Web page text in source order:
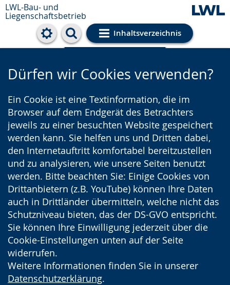
LWL-Bau- und
Liegenschaftsbetrieb
Inhaltsverzeichnis
Cookie-Einstellungen
Dürfen wir Cookies verwenden?
Ein Cookie ist eine Textinformation, die im
Browser auf dem Endgerät des Betrachters
jeweils zu einer besuchten Website gespeichert
werden kann. Sie helfen uns und Dritten dabei,
den Internetauftritt komfortabel bereitzustellen
und zu analysieren, wie unsere Seiten benutzt
werden. Bitte beachten Sie: Einige Cookies von
Drittanbietern (z.B. YouTube) können Ihre Daten
auch in Drittländer übermitteln, welche nicht das
Schutzniveau bieten, das der DS-GVO entspricht.
Sie können Ihre Einwilligung jederzeit über die
Cookie-Einstellungen unten auf der Seite
widerrufen.
Weitere Informationen finden Sie in unserer
Datenschutzerklärung.